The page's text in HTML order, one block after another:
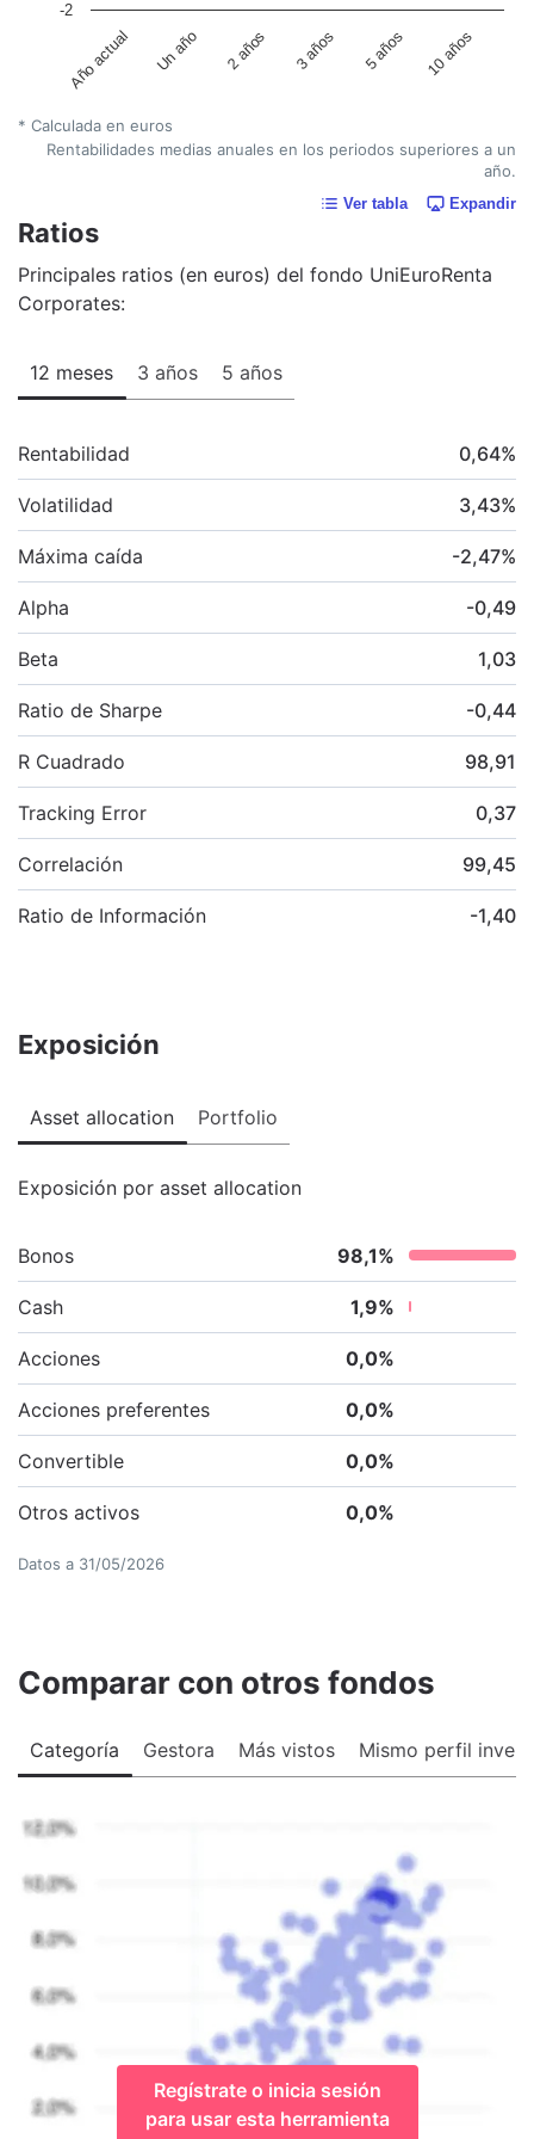
Año actual Un año 2 años 3 años 5 años 10 años
-2
* Calculada en euros
Rentabilidades medias anuales en los periodos superiores a un
año.
Ver tabla Expandir
Ratios
Principales ratios (en euros) del fondo UniEuroRenta
Corporates:
12 meses 3 años 5 años
Rentabilidad 0,64%
Volatilidad 3,43%
Máxima caída -2,47%
Alpha -0,49
Beta 1,03
Ratio de Sharpe -0,44
R Cuadrado 98,91
Tracking Error 0,37
Correlación 99,45
Ratio de Información -1,40
Exposición
Asset allocation Portfolio
Exposición por asset allocation
Bonos 98,1%
Cash 1,9%
Acciones 0,0%
Acciones preferentes 0,0%
Convertible 0,0%
Otros activos 0,0%
Datos a 31/05/2026
Comparar con otros fondos
Categoría Gestora Más vistos Mismo perfil
Regístrate o inicia sesión
para usar esta herramienta